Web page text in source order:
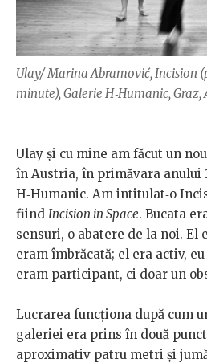
Ulay/ Marina Abramović, Incision
minute), Galerie H‑Humanic, Graz,
Ulay şi cu mine am făcut un
în Austria, în primăvara anului
H‑Humanic. Am intitulat‑o
fiind Incision in Space. Bucata
sensuri, o abatere de la noi. El
eram îmbrăcată; el era activ,
eram participant, ci doar un
Lucrarea funcţiona după cum
galeriei era prins în două
aproximativ patru metri şi